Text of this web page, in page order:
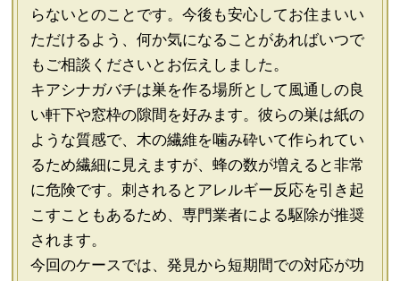
らないとのことです。今後も安心してお住まいい
ただけるよう、何か気になることがあればいつで
もご相談くださいとお伝えしました。
キアシナガバチは巣を作る場所として風通しの良
い軒下や窓枠の隙間を好みます。彼らの巣は紙の
ような質感で、木の繊維を噛み砕いて作られてい
るため繊細に見えますが、蜂の数が増えると非常
に危険です。刺されるとアレルギー反応を引き起
こすこともあるため、専門業者による駆除が推奨
されます。
今回のケースでは、発見から短期間での対応が功